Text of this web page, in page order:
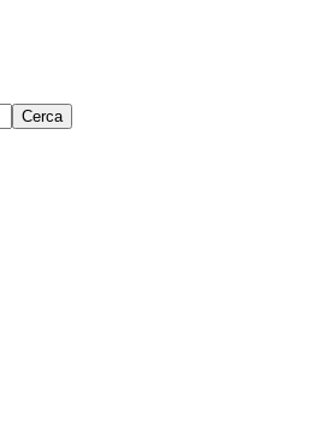
Cerca